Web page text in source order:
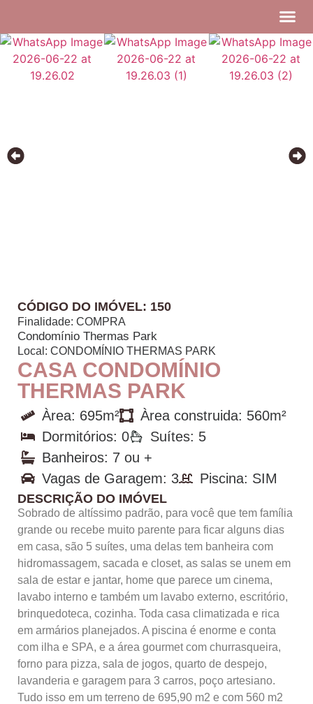
CÓDIGO DO IMÓVEL: 150
Finalidade: COMPRA
Condomínio Thermas Park
Local: CONDOMÍNIO THERMAS PARK
CASA CONDOMÍNIO
THERMAS PARK
Àrea: 695m²
Àrea construida: 560m²
Dormitórios: 0
Suítes: 5
Banheiros: 7 ou +
Vagas de Garagem: 3
Piscina: SIM
DESCRIÇÃO DO IMÓVEL
Sobrado de altíssimo padrão, para você que tem família
grande ou recebe muito parente para ficar alguns dias
em casa, são 5 suítes, uma delas tem banheira com
hidromassagem, sacada e closet, as salas se unem em
sala de estar e jantar, home que parece um cinema,
lavabo interno e também um lavabo externo, escritório,
brinquedoteca, cozinha. Toda casa climatizada e rica
em armários planejados. A piscina é enorme e conta
com ilha e SPA, e a área gourmet com churrasqueira,
forno para pizza, sala de jogos, quarto de despejo,
lavanderia e garagem para 3 carros, poço artesiano.
Tudo isso em um terreno de 695,90 m2 e com 560 m2